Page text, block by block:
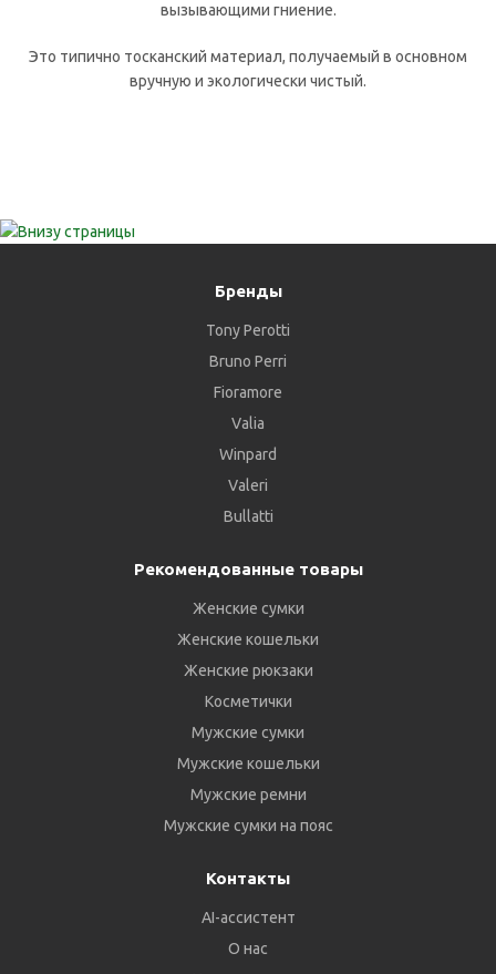
вызывающими гниение.
Это типично тосканский материал, получаемый в основном
вручную и экологически чистый.
Бренды
Tony Perotti
Bruno Perri
Fioramore
Valia
Winpard
Valeri
Bullatti
Рекомендованные товары
Женские сумки
Женские кошельки
Женские рюкзаки
Косметички
Мужские сумки
Мужские кошельки
Мужские ремни
Мужские сумки на пояс
Контакты
AI-ассистент
О нас